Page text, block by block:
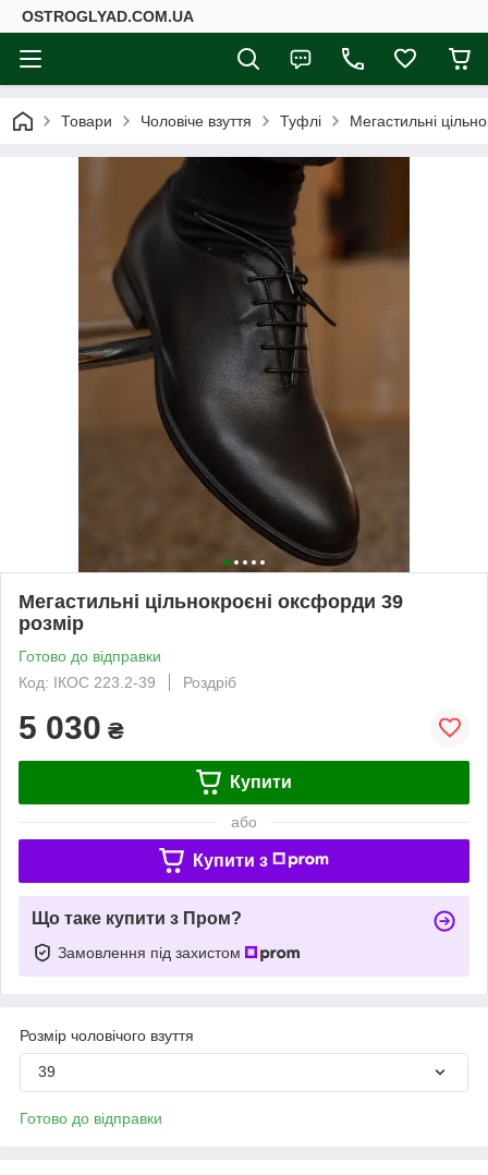
ОSTROGLYAD.СOM.UA
Товари Чоловіче взуття Туфлі Мегастильні
Мегастильні цільнокроєні оксфорди 39
розмір
Готово до відправки
Код: ІКОС 223.2-39
Роздріб
5 030 ₴
Купити
або
Купити з
Що таке купити з Пром?
Замовлення під захистом
Розмір чоловічого взуття
39
Готово до відправки